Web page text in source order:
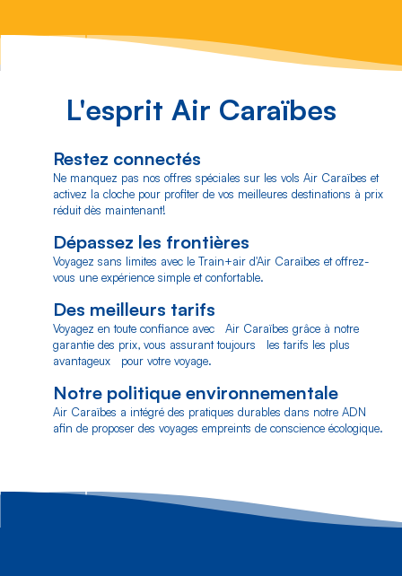
Image
L'esprit Air Caraïbes
Restez connectés
Ne manquez pas nos offres spéciales sur les vols Air Caraïbes et
activez la cloche pour profiter de vos meilleures destinations à prix
réduit dès maintenant!
Dépassez les frontières
Voyagez sans limites avec le Train+air d'Air Caraïbes et offrez-
vous une expérience simple et confortable.
Des meilleurs tarifs
Voyagez en toute confiance avec Air Caraïbes grâce à notre
garantie des prix, vous assurant toujours les tarifs les plus
avantageux pour votre voyage.
Notre politique environnementale
Air Caraïbes a intégré des pratiques durables dans notre ADN
afin de proposer des voyages empreints de conscience écologique.